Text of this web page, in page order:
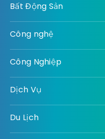
Bất Động Sản
Công nghệ
Công Nghiệp
Dịch Vụ
Du Lịch